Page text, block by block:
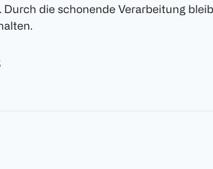
die schonende Verarbeitung